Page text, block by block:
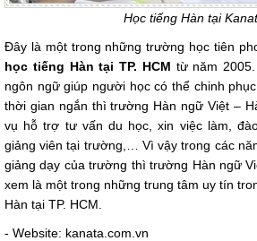
Học tiếng Hàn tại
Đây là một trong những trường học tiên
học tiếng Hàn tại TP. HCM từ năm
ngôn ngữ giúp người học có thể chinh
thời gian ngắn thì trường Hàn ngữ Việt –
vụ hỗ trợ tư vấn du học, xin việc làm,
giảng viên tại trường,… Vì vậy trong các
giảng dạy của trường thì trường Hàn ngữ
xem là một trong những trung tâm uy tín
Hàn tại TP. HCM.
- Website: kanata.com.vn